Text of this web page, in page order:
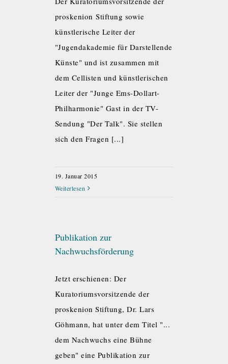
proskenion Stiftung sowie
künstlerische Leiter der
"Jugendakademie für Darstellende
Künste" und ist zusammen mit
dem Cellisten und künstlerischen
Leiter der "Junge Ems-Dollart-
Philharmonie" Gast in der TV-
Sendung "Der Talk". Sie stellen
sich den Fragen [...]
19. Januar 2015
Weiterlesen
Publikation zur
Nachwuchsförderung
Jetzt erschienen: Der
Kuratoriumsvorsitzende der
proskenion Stiftung, Dr. Lars
Göhmann, hat unter dem Titel "...
dem Nachwuchs eine Bühne
geben" eine Publikation zur